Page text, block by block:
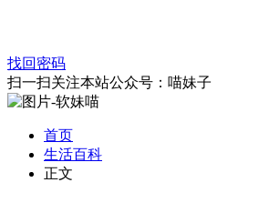
找回密码
扫一扫关注本站公众号：喵妹子
首页
生活百科
正文